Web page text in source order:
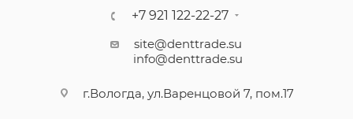
+7 921 122-22-27
site@denttrade.su
info@denttrade.su
г.Вологда, ул.Варенцовой 7, пом.17